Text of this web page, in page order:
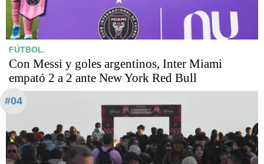
FÚTBOL.
Con Messi y goles argentinos, Inter Miami
empató 2 a 2 ante New York Red Bull
#04